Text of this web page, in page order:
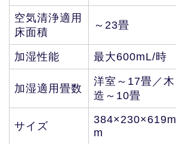
空気清浄適用
床面積
～23畳
加湿性能 最大600mL/時
加湿適用畳数
洋室～17畳／木
造～10畳
サイズ
384×230×619m
m